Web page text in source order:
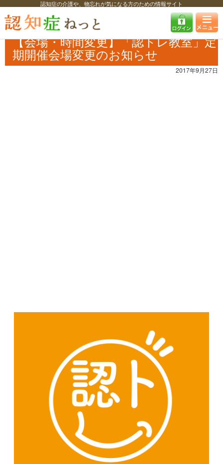
認知症の介護や、物忘れが気になる方のための情報サイト
認知症ねっと 認知症最新ニュース 予防・改善
【会場・時間変更】
「認トレ教室」定期開催会場変更のお知らせ
【会場・時間変更】「認トレ教室」定
期開催会場変更のお知らせ
2017年9月27日